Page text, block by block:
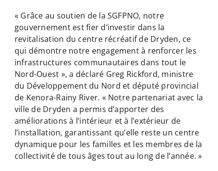
« Grâce au soutien de la SGFPNO, notre
gouvernement est fier d’investir dans la
revitalisation du centre récréatif de Dryden, ce
qui démontre notre engagement à renforcer les
infrastructures communautaires dans tout le
Nord-Ouest », a déclaré Greg Rickford, ministre
du Développement du Nord et député provincial
de Kenora-Rainy River. « Notre partenariat avec la
ville de Dryden a permis d’apporter des
améliorations à l’intérieur et à l’extérieur de
l’installation, garantissant qu’elle reste un centre
dynamique pour les familles et les membres de la
collectivité de tous âges tout au long de l’année. »